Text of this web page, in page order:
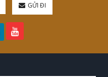
GỬI ĐI